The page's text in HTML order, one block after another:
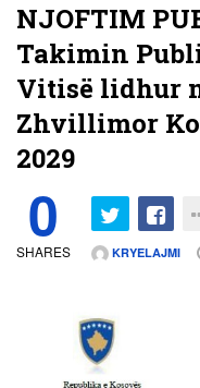
NJOFTIM
Takimin
Vitisë lidhur
Zhvillimor
2029
0
SHARES KRYELAJMI